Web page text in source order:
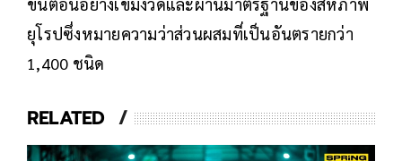
ยุโรปซึ่งหมายความว่าส่วนผสมที่เป็นอันตรายกว่า
1,400 ชนิด
RELATED